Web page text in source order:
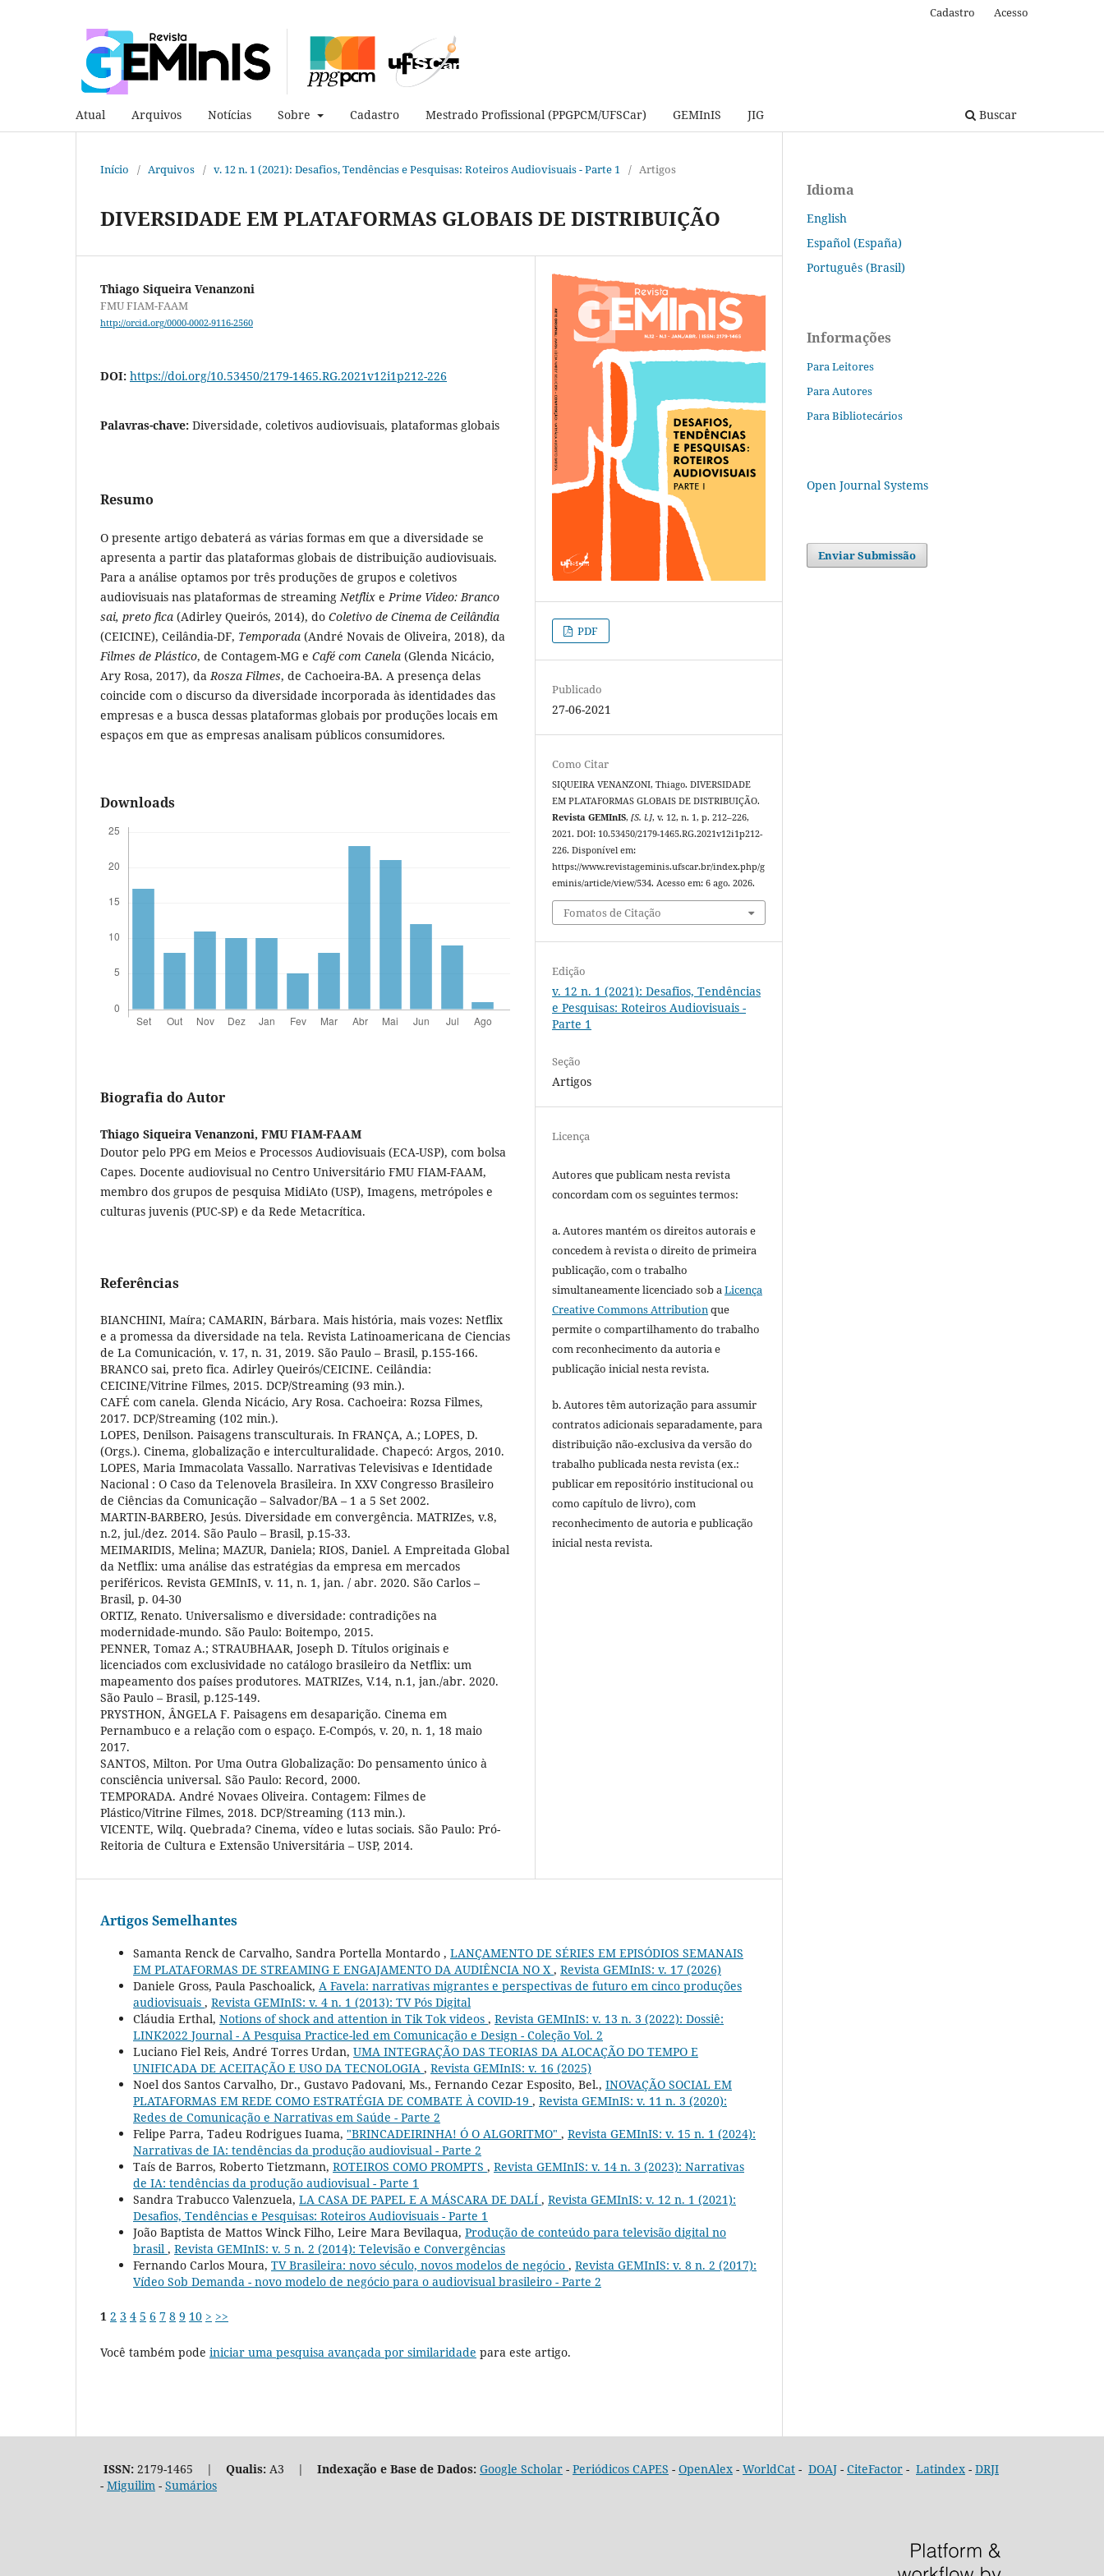
Atual Arquivos Notícias Sobre Cadastro Mestrado Profissional (PPGPCM/UFSCar) GEMInIS JIG Buscar
Cadastro Acesso
Início / Arquivos / v. 12 n. 1 (2021): Desafios, Tendências e Pesquisas: Roteiros Audiovisuais - Parte 1 / Artigos
DIVERSIDADE EM PLATAFORMAS GLOBAIS DE DISTRIBUIÇÃO
Thiago Siqueira Venanzoni
FMU FIAM-FAAM
http://orcid.org/0000-0002-9116-2560
DOI: https://doi.org/10.53450/2179-1465.RG.2021v12i1p212-226
Palavras-chave: Diversidade, coletivos audiovisuais, plataformas globais
Resumo
O presente artigo debaterá as várias formas em que a diversidade se
apresenta a partir das plataformas globais de distribuição audiovisuais.
Para a análise optamos por três produções de grupos e coletivos
audiovisuais nas plataformas de streamingNetflix ePrime Video:Branco
sai, preto fica (Adirley Queirós, 2014), do Coletivo de Cinema de Ceilândia
(CEICINE), Ceilândia-DF, Temporada (André Novais de Oliveira, 2018), da
Filmes de Plástico, de Contagem-MG e Café com Canela (Glenda Nicácio,
Ary Rosa, 2017), daRosza Filmes, de Cachoeira-BA. A presença delas
coincide com o discurso da diversidade incorporada às identidades das
empresas e a busca dessas plataformas globais por produções locais em
espaços em que as empresas analisam públicos consumidores.
Downloads
Biografia do Autor
Thiago Siqueira Venanzoni, FMU FIAM-FAAM
Doutor pelo PPG em Meios e Processos Audiovisuais (ECA-USP), com bolsa
Capes. Docente audiovisual no Centro Universitário FMU FIAM-FAAM,
membro dos grupos de pesquisa MidiAto (USP), Imagens, metrópoles e
culturas juvenis (PUC-SP) e da Rede Metacrítica.
Referências
BIANCHINI, Maíra; CAMARIN, Bárbara. Mais história, mais vozes: Netflix
e a promessa da diversidade na tela. Revista Latinoamericana de Ciencias
de La Comunicación, v. 17, n. 31, 2019. São Paulo – Brasil, p.155-166.
BRANCO sai, preto fica. Adirley Queirós/CEICINE. Ceilândia:
CEICINE/Vitrine Filmes, 2015. DCP/Streaming (93 min.).
CAFÉ com canela. Glenda Nicácio, Ary Rosa. Cachoeira: Rozsa Filmes,
2017. DCP/Streaming (102 min.).
LOPES, Denilson. Paisagens transculturais. In FRANÇA, A.; LOPES, D.
(Orgs.). Cinema, globalização e interculturalidade. Chapecó: Argos, 2010.
LOPES, Maria Immacolata Vassallo. Narrativas Televisivas e Identidade
Nacional : O Caso da Telenovela Brasileira. In XXV Congresso Brasileiro
de Ciências da Comunicação – Salvador/BA – 1 a 5 Set 2002.
MARTIN-BARBERO, Jesús. Diversidade em convergência. MATRIZes, v.8,
n.2, jul./dez. 2014. São Paulo – Brasil, p.15-33.
MEIMARIDIS, Melina; MAZUR, Daniela; RIOS, Daniel. A Empreitada Global
da Netflix: uma análise das estratégias da empresa em mercados
periféricos. Revista GEMInIS, v. 11, n. 1, jan. / abr. 2020. São Carlos –
Brasil, p. 04-30
ORTIZ, Renato. Universalismo e diversidade: contradições na
modernidade-mundo. São Paulo: Boitempo, 2015.
PENNER, Tomaz A.; STRAUBHAAR, Joseph D. Títulos originais e
licenciados com exclusividade no catálogo brasileiro da Netflix: um
mapeamento dos países produtores. MATRIZes, V.14, n.1, jan./abr. 2020.
São Paulo – Brasil, p.125-149.
PRYSTHON, ÂNGELA F. Paisagens em desaparição. Cinema em
Pernambuco e a relação com o espaço. E-Compós, v. 20, n. 1, 18 maio
2017.
SANTOS, Milton. Por Uma Outra Globalização: Do pensamento único à
consciência universal. São Paulo: Record, 2000.
TEMPORADA. André Novaes Oliveira. Contagem: Filmes de
Plástico/Vitrine Filmes, 2018. DCP/Streaming (113 min.).
VICENTE, Wilq. Quebrada? Cinema, vídeo e lutas sociais. São Paulo: Pró-
Reitoria de Cultura e Extensão Universitária – USP, 2014.
PDF
Publicado
27-06-2021
Como Citar
SIQUEIRA VENANZONI, Thiago. DIVERSIDADE
EM PLATAFORMAS GLOBAIS DE DISTRIBUIÇÃO.
Revista GEMInIS,[S. l.], v. 12, n. 1, p. 212–226,
2021. DOI: 10.53450/2179-1465.RG.2021v12i1p212-
226. Disponível em:
https://www.revistageminis.ufscar.br/index.php/g
eminis/article/view/534. Acesso em: 6 ago. 2026.
Fomatos de Citação
Edição
v. 12 n. 1 (2021): Desafios, Tendências
e Pesquisas: Roteiros Audiovisuais -
Parte 1
Seção
Artigos
Licença
Autores que publicam nesta revista
concordam com os seguintes termos:
a. Autores mantém os direitos autorais e
concedem à revista o direito de primeira
publicação, com o trabalho
simultaneamente licenciado sob aLicença
Creative Commons Attributionque
permite o compartilhamento do trabalho
com reconhecimento da autoria e
publicação inicial nesta revista.
b. Autores têm autorização para assumir
contratos adicionais separadamente, para
distribuição não-exclusiva da versão do
trabalho publicada nesta revista (ex.:
publicar em repositório institucional ou
como capítulo de livro), com
reconhecimento de autoria e publicação
inicial nesta revista.
Artigos Semelhantes
Samanta Renck de Carvalho, Sandra Portella Montardo , LANÇAMENTO DE SÉRIES EM EPISÓDIOS SEMANAIS
EM PLATAFORMAS DE STREAMING E ENGAJAMENTO DA AUDIÊNCIA NO X , Revista GEMInIS: v. 17 (2026)
Daniele Gross, Paula Paschoalick, A Favela: narrativas migrantes e perspectivas de futuro em cinco produções
audiovisuais , Revista GEMInIS: v. 4 n. 1 (2013): TV Pós Digital
Cláudia Erthal, Notions of shock and attention in Tik Tok videos , Revista GEMInIS: v. 13 n. 3 (2022): Dossiê:
LINK2022 Journal - A Pesquisa Practice-led em Comunicação e Design - Coleção Vol. 2
Luciano Fiel Reis, André Torres Urdan, UMA INTEGRAÇÃO DAS TEORIAS DA ALOCAÇÃO DO TEMPO E
UNIFICADA DE ACEITAÇÃO E USO DA TECNOLOGIA , Revista GEMInIS: v. 16 (2025)
Noel dos Santos Carvalho, Dr., Gustavo Padovani, Ms., Fernando Cezar Esposito, Bel., INOVAÇÃO SOCIAL EM
PLATAFORMAS EM REDE COMO ESTRATÉGIA DE COMBATE À COVID-19 , Revista GEMInIS: v. 11 n. 3 (2020):
Redes de Comunicação e Narrativas em Saúde - Parte 2
Felipe Parra, Tadeu Rodrigues Iuama, "BRINCADEIRINHA! Ó O ALGORITMO" , Revista GEMInIS: v. 15 n. 1 (2024):
Narrativas de IA: tendências da produção audiovisual - Parte 2
Taís de Barros, Roberto Tietzmann, ROTEIROS COMO PROMPTS , Revista GEMInIS: v. 14 n. 3 (2023): Narrativas
de IA: tendências da produção audiovisual - Parte 1
Sandra Trabucco Valenzuela, LA CASA DE PAPEL E A MÁSCARA DE DALÍ , Revista GEMInIS: v. 12 n. 1 (2021):
Desafios, Tendências e Pesquisas: Roteiros Audiovisuais - Parte 1
João Baptista de Mattos Winck Filho, Leire Mara Bevilaqua, Produção de conteúdo para televisão digital no
brasil , Revista GEMInIS: v. 5 n. 2 (2014): Televisão e Convergências
Fernando Carlos Moura, TV Brasileira: novo século, novos modelos de negócio , Revista GEMInIS: v. 8 n. 2 (2017):
Vídeo Sob Demanda - novo modelo de negócio para o audiovisual brasileiro - Parte 2
1 2 3 4 5 6 7 8 9 10 > >>
Você também pode iniciar uma pesquisa avançada por similaridade para este artigo.
Idioma
English
Español (España)
Português (Brasil)
Informações
Para Leitores
Para Autores
Para Bibliotecários
Open Journal Systems
Enviar Submissão
ISSN: 2179-1465 | Qualis: A3 | Indexação e Base de Dados: Google Scholar - Periódicos CAPES - OpenAlex - WorldCat - DOAJ - CiteFactor - Latindex - DRJI
- Miguilim - Sumários